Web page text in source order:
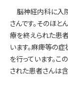
脳神経内科に入
さんです。そのほ
療を終えられた患
います。麻痺等の
を行っています。
された患者さんは